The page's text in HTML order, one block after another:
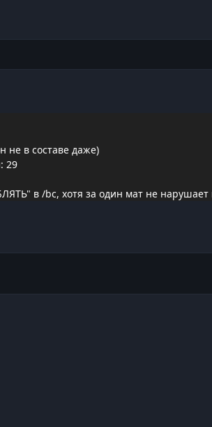
не в составе даже)
29
в /bc, хотя за один мат не